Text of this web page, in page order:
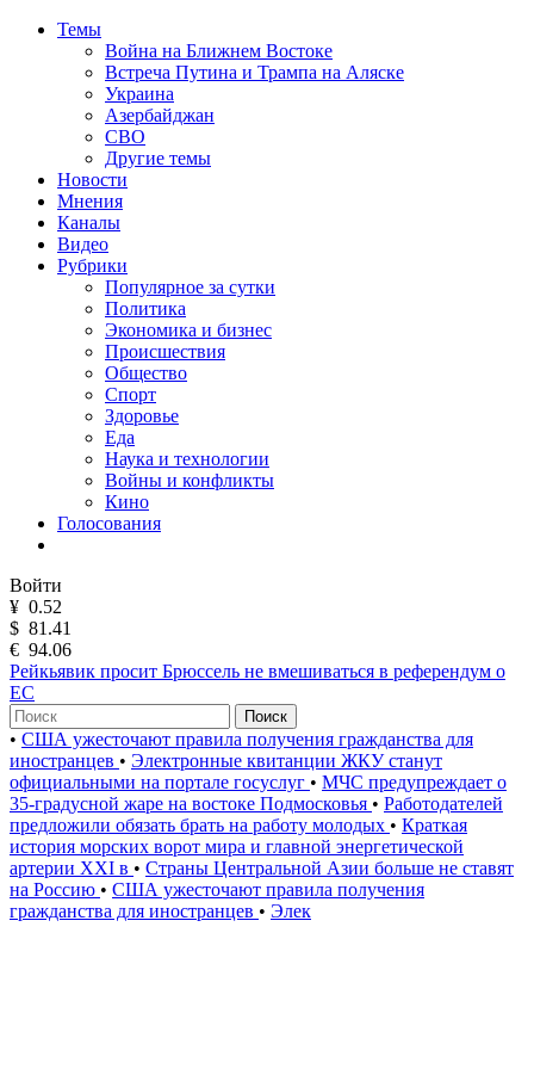
Темы
Война на Ближнем Востоке
Встреча Путина и Трампа на Аляске
Украина
Азербайджан
СВО
Другие темы
Новости
Мнения
Каналы
Видео
Рубрики
Популярное за сутки
Политика
Экономика и бизнес
Происшествия
Общество
Спорт
Здоровье
Еда
Наука и технологии
Войны и конфликты
Кино
Голосования
Войти
¥ 0.52
$ 81.41
€ 94.06
Рейкьявик просит Брюссель не вмешиваться в референдум о
ЕС
Поиск
• США ужесточают правила получения гражданства для
иностранцев • Электронные квитанции ЖКУ станут
официальными на портале госуслуг • МЧС предупреждает о
35-градусной жаре на востоке Подмосковья • Работодателей
предложили обязать брать на работу молодых • Краткая
история морских ворот мира и главной энергетической
артерии XXI в • Страны Центральной Азии больше не ставят
на Россию • США ужесточают правила получения
гражданства для иностранцев • Элек